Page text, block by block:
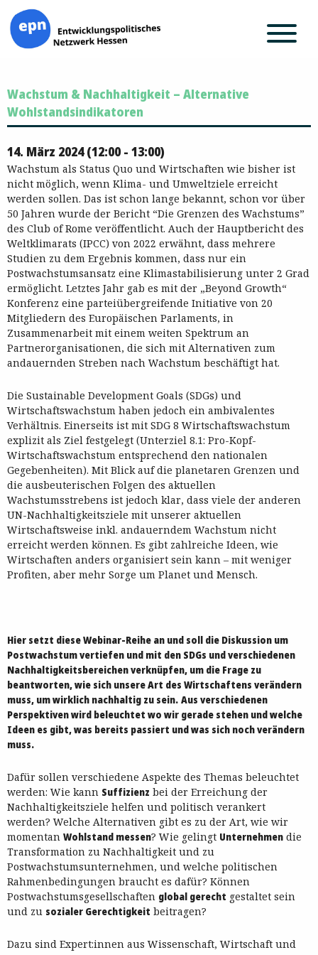
Inhalt
springen
Wachstum & Nachhaltigkeit – Alternative
Wohlstandsindikatoren
14. März 2024 (12:00 - 13:00)
Wachstum als Status Quo und Wirtschaften wie bisher ist
nicht möglich, wenn Klima- und Umweltziele erreicht
werden sollen. Das ist schon lange bekannt, schon vor über
50 Jahren wurde der Bericht “Die Grenzen des Wachstums”
des Club of Rome veröffentlicht. Auch der Hauptbericht des
Weltklimarats (IPCC) von 2022 erwähnt, dass mehrere
Studien zu dem Ergebnis kommen, dass nur ein
Postwachstumsansatz eine Klimastabilisierung unter 2 Grad
ermöglicht. Letztes Jahr gab es mit der „Beyond Growth“
Konferenz eine parteiübergreifende Initiative von 20
Mitgliedern des Europäischen Parlaments, in
Zusammenarbeit mit einem weiten Spektrum an
Partnerorganisationen, die sich mit Alternativen zum
andauernden Streben nach Wachstum beschäftigt hat.
Die Sustainable Development Goals (SDGs) und
Wirtschaftswachstum haben jedoch ein ambivalentes
Verhältnis. Einerseits ist mit SDG 8 Wirtschaftswachstum
explizit als Ziel festgelegt (Unterziel 8.1: Pro-Kopf-
Wirtschaftswachstum entsprechend den nationalen
Gegebenheiten). Mit Blick auf die planetaren Grenzen und
die ausbeuterischen Folgen des aktuellen
Wachstumsstrebens ist jedoch klar, dass viele der anderen
UN-Nachhaltigkeitsziele mit unserer aktuellen
Wirtschaftsweise inkl. andauerndem Wachstum nicht
erreicht werden können. Es gibt zahlreiche Ideen, wie
Wirtschaften anders organisiert sein kann – mit weniger
Profiten, aber mehr Sorge um Planet und Mensch.
Hier setzt diese Webinar-Reihe an und soll die Diskussion um
Postwachstum vertiefen und mit den SDGs und verschiedenen
Nachhaltigkeitsbereichen verknüpfen, um die Frage zu
beantworten, wie sich unsere Art des Wirtschaftens verändern
muss, um wirklich nachhaltig zu sein. Aus verschiedenen
Perspektiven wird beleuchtet wo wir gerade stehen und welche
Ideen es gibt, was bereits passiert und was sich noch verändern
muss.
Dafür sollen verschiedene Aspekte des Themas beleuchtet
werden: Wie kann Suffizienz bei der Erreichung der
Nachhaltigkeitsziele helfen und politisch verankert
werden? Welche Alternativen gibt es zu der Art, wie wir
momentan Wohlstand messen? Wie gelingt Unternehmen die
Transformation zu Nachhaltigkeit und zu
Postwachstumsunternehmen, und welche politischen
Rahmenbedingungen braucht es dafür? Können
Postwachstumsgesellschaften global gerecht gestaltet sein
und zu sozialer Gerechtigkeit beitragen?
Dazu sind Expert:innen aus Wissenschaft, Wirtschaft und